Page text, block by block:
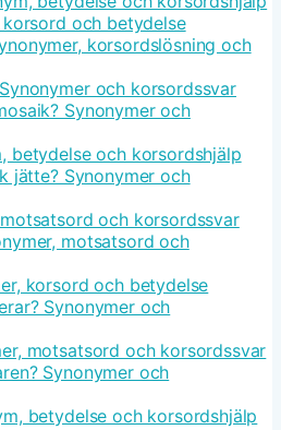
korsord och betydelse
korsordslösning och
och korsordssvar
Synonymer och
betydelse och korsordshjälp
jätte? Synonymer och
och korsordssvar
motsatsord och
korsord och betydelse
Synonymer och
motsatsord och korsordssvar
Synonymer och
betydelse och korsordshjälp